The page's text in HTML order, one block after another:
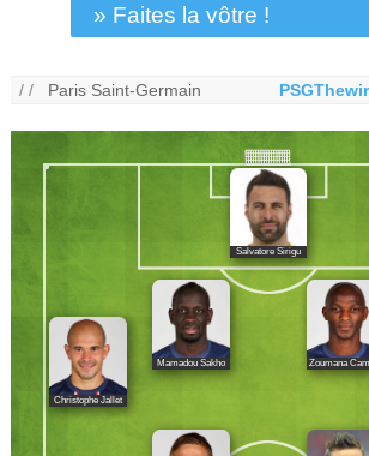
» Faites la vôtre !
/ / Paris Saint-Germain
Salvatore Sirigu
Christophe Jallet
Mamadou Sakho Zoumana